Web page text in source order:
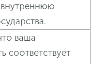
ваша
соответствует